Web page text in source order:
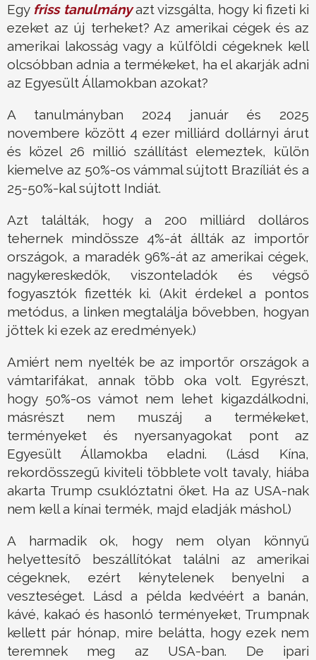
Egy friss tanulmányazt vizsgálta, hogy ki fizeti ki
ezeket az új terheket? Az amerikai cégek és az
amerikai lakosság vagy a külföldi cégeknek kell
olcsóbban adnia a termékeket, ha el akarják adni
az Egyesült Államokban azokat?
A tanulmányban 2024 január és 2025
novembere között 4 ezer milliárd dollárnyi árut
és közel 26 millió szállítást elemeztek, külön
kiemelve az 50%-os vámmal sújtott Brazíliát és a
25-50%-kal sújtott Indiát.
Azt találták, hogy a 200 milliárd dolláros
tehernek mindössze 4%-át állták az importőr
országok, a maradék 96%-át az amerikai cégek,
nagykereskedők, viszonteladók és végső
fogyasztók fizették ki. (Akit érdekel a pontos
metódus, a linken megtalálja bővebben, hogyan
jöttek ki ezek az eredmények.)
Amiért nem nyelték be az importőr országok a
vámtarifákat, annak több oka volt. Egyrészt,
hogy 50%-os vámot nem lehet kigazdálkodni,
másrészt nem muszáj a termékeket,
terményeket és nyersanyagokat pont az
Egyesült Államokba eladni. (Lásd Kína,
rekordösszegű kiviteli többlete volt tavaly, hiába
akarta Trump csuklóztatni őket. Ha az USA-nak
nem kell a kínai termék, majd eladják máshol.)
A harmadik ok, hogy nem olyan könnyű
helyettesítő beszállítókat találni az amerikai
cégeknek, ezért kénytelenek benyelni a
veszteséget. Lásd a példa kedvéért a banán,
kávé, kakaó és hasonló terményeket, Trumpnak
kellett pár hónap, mire belátta, hogy ezek nem
teremnek meg az USA-ban. De ipari